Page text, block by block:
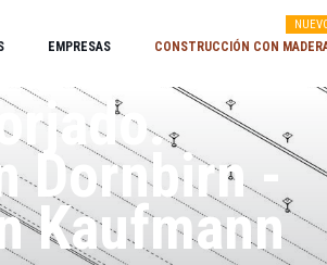
EMPRESAS CONSTRUCCIÓN CON
Dornbirn -
Kaufmann